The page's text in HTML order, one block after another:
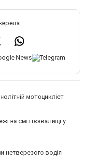
мотоцикліст
на сміттєзвалищі у
нетверезого водія